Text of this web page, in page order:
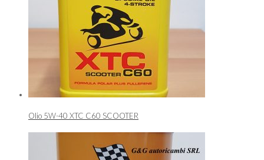
Olio 5W-40 XTC C60 SCOOTER